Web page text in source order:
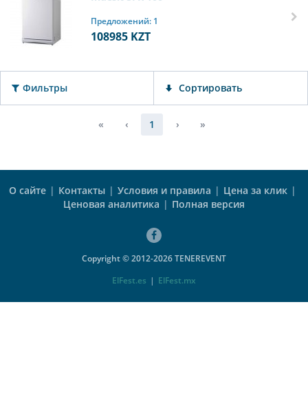
Предложений: 1
108985 KZT
Фильтры Сортировать
« ‹ 1 › »
О сайте | Контакты | Условия и правила | Цена за клик |
Ценовая аналитика | Полная версия
Copyright © 2012-2026 TENEREVENT
ElFest.es | ElFest.mx